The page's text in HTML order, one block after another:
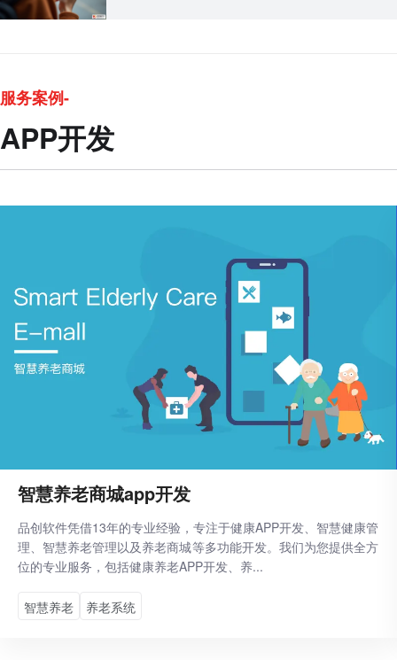
服务案例-
APP开发
智慧养老商城app开发
品创软件凭借13年的专业经验，专注于健康APP开发、智慧健康管
理、智慧养老管理以及养老商城等多功能开发。我们为您提供全方
位的专业服务，包括健康养老APP开发、养...
智慧养老 养老系统